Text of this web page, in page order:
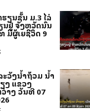
ຽນຊັ້ນ ມ.3 ໄລ່
ນຢູ່ ຈັງຫວັດນົນ
ມີຜູ້ເສຍຊີວິດ 9
ະວັງນ້ຳຖ້ວມ ນ້ຳ
ງ ແຂວງ
າງ ວັນທີ 07